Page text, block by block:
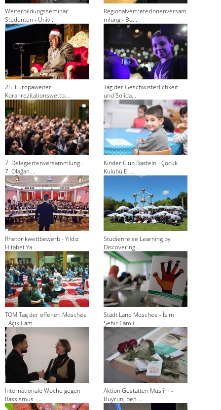
Weiterbildungsseminar
Studenten - Univ...
RegionalvertreterInnenversam
mlung - Bö...
25. Europaweiter
Koranrezitationswettb...
Tag der Geschwisterlichkeit
und Solida...
7. Delegiertenversammlung -
7. Olağan ...
Kinder Club Basteln - Çocuk
Kulübü El ...
Rhetorikwettbewerb - Yıldız
Hitabet Ya...
Studienreise Learning by
Discovering -...
TOM Tag der offenen Moschee
- Açık Cam...
Stadt Land Moschee - İsim
Şehir Camii ...
Internationale Woche gegen
Rassismus -...
Aktion Gestatten Muslim -
Buyrun, ben ...